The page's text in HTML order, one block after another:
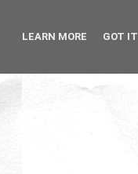
LEARN MORE GOT IT